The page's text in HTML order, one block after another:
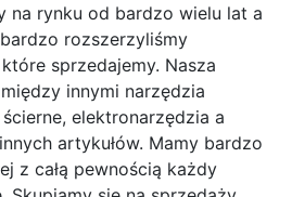
na rynku od bardzo wielu lat a
rozszerzyliśmy
sprzedajemy. Nasza
innymi narzędzia
elektronarzędzia a
artykułów. Mamy bardzo
z całą pewnością każdy